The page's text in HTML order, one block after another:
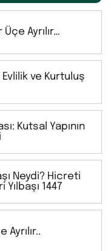
Ayrılır…
Evlilik ve Kurtuluş
Kutsal Yapının
Neydi? Hicreti
1447
Ayrılır..